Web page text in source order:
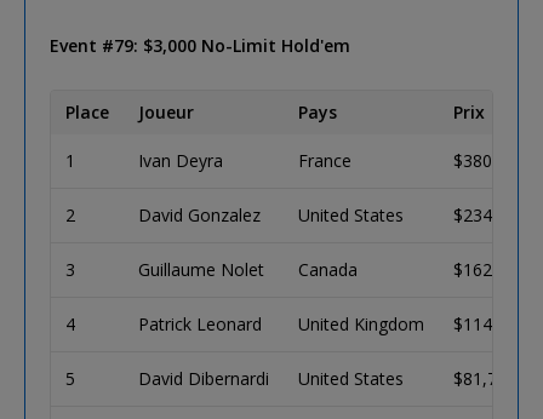
Event #79: $3,000 No-Limit Hold'em
Place Joueur Pays Prix
1 Ivan Deyra France $380,090
2 David Gonzalez United States $234,882
3 Guillaume Nolet Canada $162,575
4 Patrick Leonard United Kingdom $114,347
5 David Dibernardi United States $81,749